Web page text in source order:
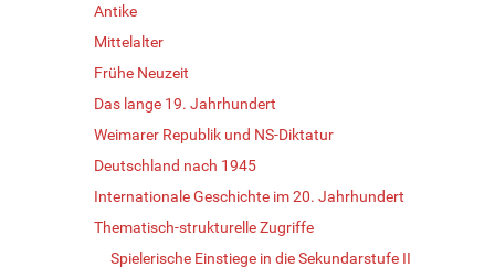
Antike
Mittelalter
Frühe Neuzeit
Das lange 19. Jahrhundert
Weimarer Republik und NS-Diktatur
Deutschland nach 1945
Internationale Geschichte im 20. Jahrhundert
Thematisch-strukturelle Zugriffe
Spielerische Einstiege in die Sekundarstufe II